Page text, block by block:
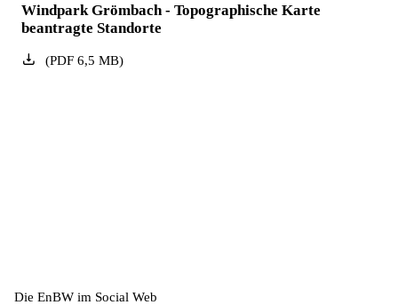
Windpark Grömbach - Topographische Karte
beantragte Standorte
(PDF6,5 MB)
Die EnBW im Social Web